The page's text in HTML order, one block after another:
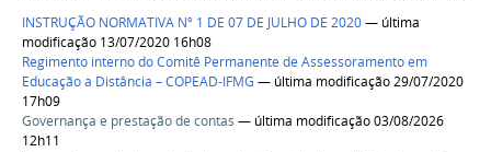
INSTRUÇÃO NORMATIVA Nº 1 DE 07 DE JULHO DE 2020— última
modificação 13/07/2020 16h08
Regimento interno do Comitê Permanente de Assessoramento em
Educação a Distância – COPEAD-IFMG — última modificação 29/07/2020
17h09
Governança e prestação de contas — última modificação 03/08/2026
12h11